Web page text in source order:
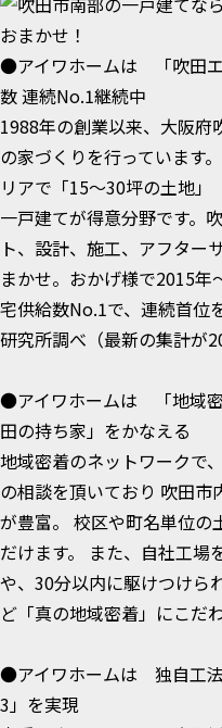
●アイワホームは 「吹田エ
数 連続No.1継続中
1988年の創業以来、大阪府
の家づくりを行っています
リアで「15～30坪の土地
一戸建てが得意分野です。
ト、設計、施工、アフター
まかせ。おかげ様で2015
宅供給数No.1で、連続首位
研究所調べ（最新の集計が
●アイワホームは 「地域
田の持ち家」をかなえる
地域密着のネットワークで
の相談を頂いており 吹田
が豊富。 校区や町名単位の
だけます。 また、自社工場
や、30分以内に駆けつけら
ど「真の地域密着」にこだ
●アイワホームは 独自工
3」を実現